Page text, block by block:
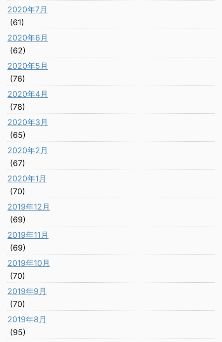
2020年7月
(61)
2020年6月
(62)
2020年5月
(76)
2020年4月
(78)
2020年3月
(65)
2020年2月
(67)
2020年1月
(70)
2019年12月
(69)
2019年11月
(69)
2019年10月
(70)
2019年9月
(70)
2019年8月
(95)